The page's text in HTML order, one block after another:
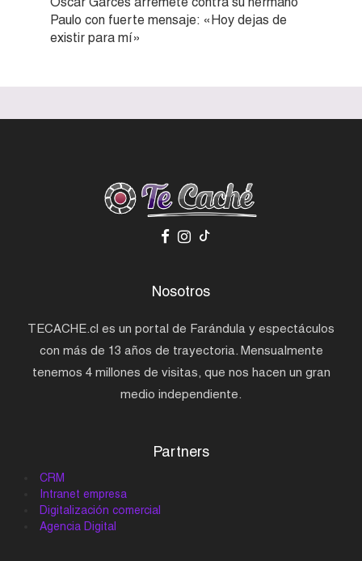
Paulo con fuerte mensaje: «Hoy dejas de
existir para mí»
Nosotros
TECACHE.cl es un portal de Farándula y espectáculos
con más de 13 años de trayectoria. Mensualmente
tenemos 4 millones de visitas, que nos hacen un gran
medio independiente.
Partners
CRM
Intranet empresa
Digitalización comercial
Agencia Digital